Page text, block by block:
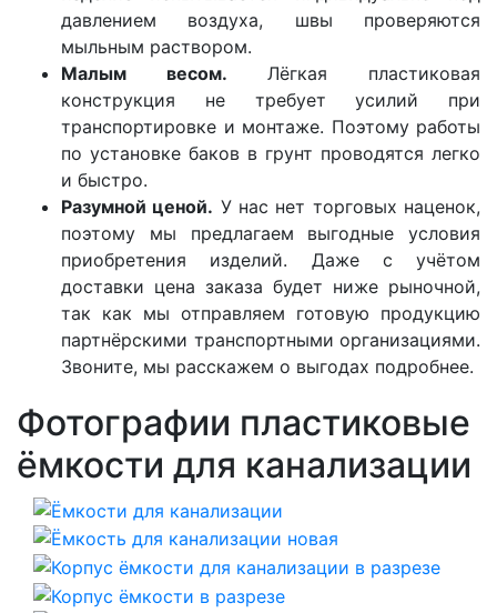
давлением воздуха, швы проверяются
мыльным раствором.
Малым весом. Лёгкая пластиковая
конструкция не требует усилий при
транспортировке и монтаже. Поэтому работы
по установке баков в грунт проводятся легко
и быстро.
Разумной ценой. У нас нет торговых наценок,
поэтому мы предлагаем выгодные условия
приобретения изделий. Даже с учётом
доставки цена заказа будет ниже рыночной,
так как мы отправляем готовую продукцию
партнёрскими транспортными организациями.
Звоните, мы расскажем о выгодах подробнее.
Фотографии пластиковые
ёмкости для канализации